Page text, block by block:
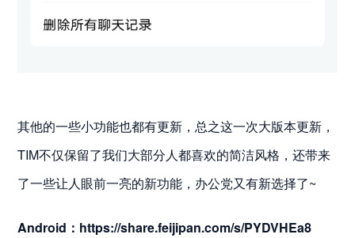
其他的一些小功能也都有更新，总之这一次大版本更新，
TIM不仅保留了我们大部分人都喜欢的简洁风格，还带来
了一些让人眼前一亮的新功能，办公党又有新选择了~
Android：https://share.feijipan.com/s/PYDVHEa8